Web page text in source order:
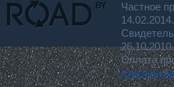
Частное
14.02.2014.
26.10.2010.
Оплата
для